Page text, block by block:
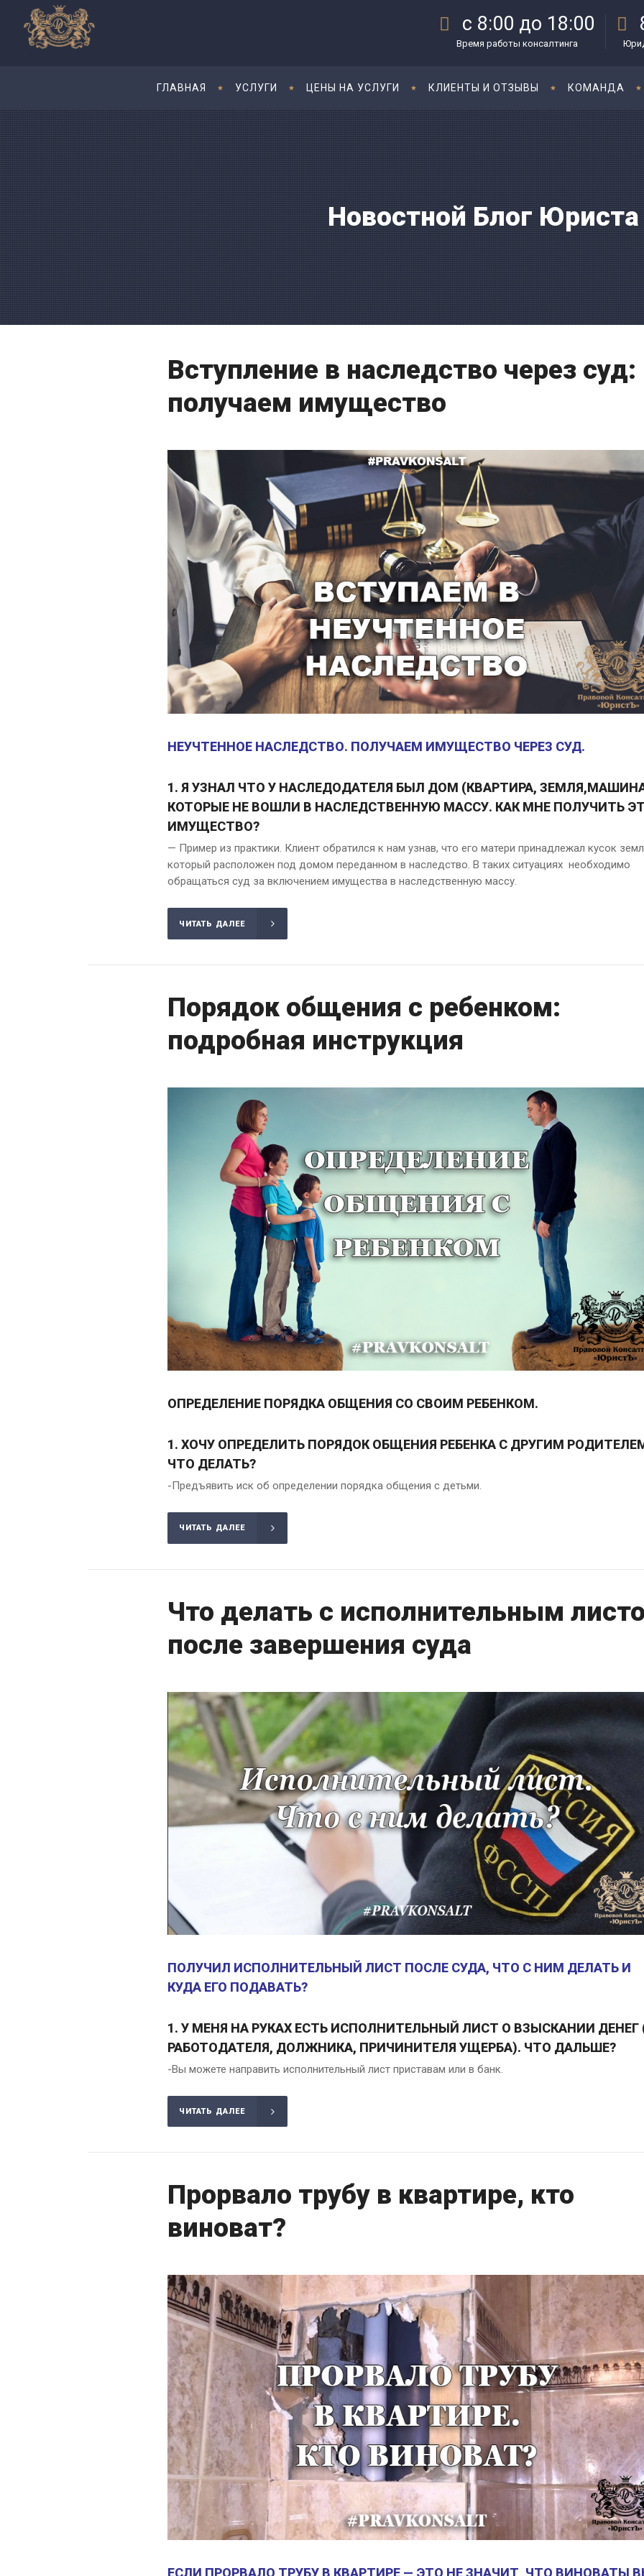
с 8:00 до 18:00
Время работы консалтинга
ГЛАВНАЯ УСЛУГИ ЦЕНЫ НА УСЛУГИ КЛИЕНТЫ И ОТЗЫВЫ КОМАНДА
Новостной Блог Юриста
Вступление в наследство через суд:
получаем имущество
НЕУЧТЕННОЕ НАСЛЕДСТВО. ПОЛУЧАЕМ ИМУЩЕСТВО ЧЕРЕЗ СУД.
1. Я УЗНАЛ ЧТО У НАСЛЕДОДАТЕЛЯ БЫЛ ДОМ (КВАРТИРА,
КОТОРЫЕ НЕ ВОШЛИ В НАСЛЕДСТВЕННУЮ МАССУ. КАК МНЕ ПОЛУЧИТЬ
ИМУЩЕСТВО?
— Пример из практики. Клиент обратился к нам узнав, что его матери принадлежал кусок
который расположен под домом переданном в наследство. В таких ситуациях необходимо
обращаться суд за включением имущества в наследственную массу.
ЧИТАТЬ ДАЛЕЕ
Порядок общения с ребенком:
подробная инструкция
ОПРЕДЕЛЕНИЕ ПОРЯДКА ОБЩЕНИЯ СО СВОИМ РЕБЕНКОМ.
1. ХОЧУ ОПРЕДЕЛИТЬ ПОРЯДОК ОБЩЕНИЯ РЕБЕНКА С ДРУГИМ
ЧТО ДЕЛАТЬ?
-Предъявить иск об определении порядка общения с детьми.
ЧИТАТЬ ДАЛЕЕ
Что делать с исполнительным
после завершения суда
ПОЛУЧИЛ ИСПОЛНИТЕЛЬНЫЙ ЛИСТ ПОСЛЕ СУДА, ЧТО С НИМ ДЕЛАТЬ И
КУДА ЕГО ПОДАВАТЬ?
1. У МЕНЯ НА РУКАХ ЕСТЬ ИСПОЛНИТЕЛЬНЫЙ ЛИСТ О ВЗЫСКАНИИ ДЕНЕГ
РАБОТОДАТЕЛЯ, ДОЛЖНИКА, ПРИЧИНИТЕЛЯ УЩЕРБА). ЧТО ДАЛЬШЕ?
-Вы можете направить исполнительный лист приставам или в банк.
ЧИТАТЬ ДАЛЕЕ
Прорвало трубу в квартире, кто
виноват?
ЕСЛИ ПРОРВАЛО ТРУБУ В КВАРТИРЕ — ЭТО НЕ ЗНАЧИТ, ЧТО ВИНОВАТЫ